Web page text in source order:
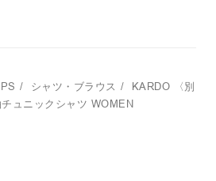
/ シャツ・ブラウス / KARDO
〈別
ュニックシャツ WOMEN